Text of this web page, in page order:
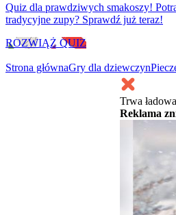
Quiz dla prawdziwych smakoszy!
tradycyjne zupy? Sprawdź już teraz!
ROZWIĄŻ QUIZ
Strona głównaGry dla dziewczyn
Trwa
Reklama